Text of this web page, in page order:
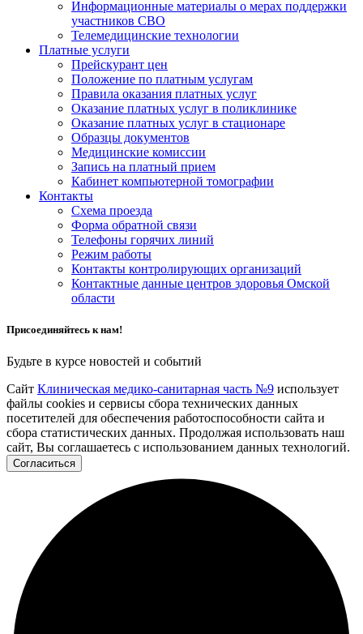
Информационные материалы о мерах поддержки
участников СВО
Телемедицинские технологии
Платные услуги
Прейскурант цен
Положение по платным услугам
Правила оказания платных услуг
Оказание платных услуг в поликлинике
Оказание платных услуг в стационаре
Образцы документов
Медицинские комиссии
Запись на платный прием
Кабинет компьютерной томографии
Контакты
Схема проезда
Форма обратной связи
Телефоны горячих линий
Режим работы
Контакты контролирующих организаций
Контактные данные центров здоровья Омской
области
Присоединяйтесь к нам!
Будьте в курсе новостей и событий
Сайт Клиническая медико-санитарная часть №9 использует
файлы cookies и сервисы сбора технических данных
посетителей для обеспечения работоспособности сайта и
сбора статистических данных. Продолжая использовать наш
сайт, Вы соглашаетесь с использованием данных технологий.
Согласиться